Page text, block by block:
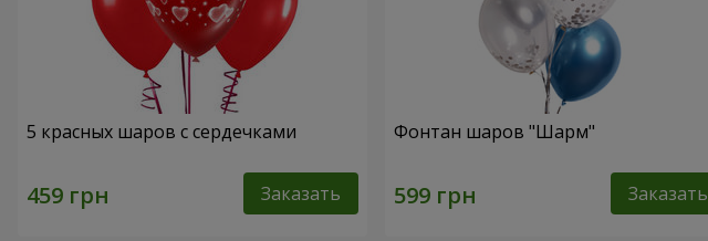
5 красных шаров с сердечками
Заказать
Фонтан шаров "Шарм"
Заказать